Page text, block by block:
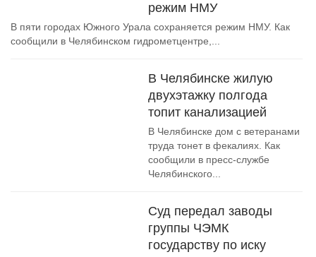
режим НМУ
В пяти городах Южного Урала сохраняется режим НМУ. Как
сообщили в Челябинском гидрометцентре,...
В Челябинске жилую
двухэтажку полгода
топит канализацией
В Челябинске дом с ветеранами
труда тонет в фекалиях. Как
сообщили в пресс-службе
Челябинского...
Суд передал заводы
группы ЧЭМК
государству по иску